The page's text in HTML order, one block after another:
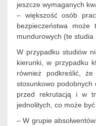
jeszcze wymaganych
– większość osób
bezpieczeństwa
mundurowych (te
W przypadku studiów
kierunki, w przypadku
również podkreślić,
stosunkowo podobnych
przed rekrutacją i w
jednolitych, co może
– W grupie